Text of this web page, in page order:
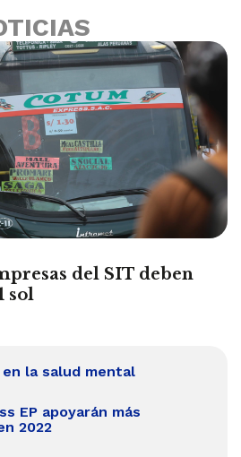
del SIT deben
sol
la salud mental
EP apoyarán más
2022